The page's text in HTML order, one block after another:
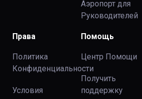
Аэропорт для
Руководителей
Права
Политика
Конфиденциальности
Условия
Помощь
Центр Помощи
Получить
поддержку